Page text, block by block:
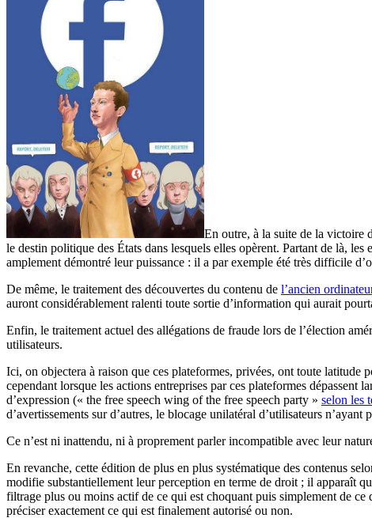
En outre, à la suite de la victoire
le destin politique des États dans lesquels elles opèrent. Partant de là,
amplement démontré leur puissance : il a par exemple été très difficile
De même, le traitement des découvertes du contenu de l’ancien
auront considérablement ralenti toute sortie d’information qui aurait
Enfin, le traitement actuel des allégations de fraude lors de l’élection
utilisateurs.
Ici, on objectera à raison que ces plateformes, privées, ont toute latitude
cependant lorsque les actions entreprises par ces plateformes
d’expression (« the free speech wing of the free speech party » selon les
d’avertissements sur d’autres, le blocage unilatéral d’utilisateurs
Ce n’est ni inattendu, ni à proprement parler incompatible avec leur
En revanche, cette édition de plus en plus systématique des contenus
modifie substantiellement leur perception en terme de droit ; il apparaît
filtrage plus ou moins actif de ce qui est choquant puis simplement de
préciser exactement ce qui est finalement autorisé ou non.